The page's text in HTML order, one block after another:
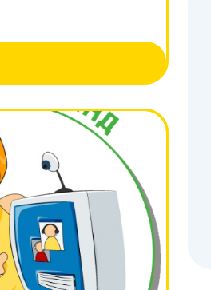
нарийн бичгийн
ярилцлаа.